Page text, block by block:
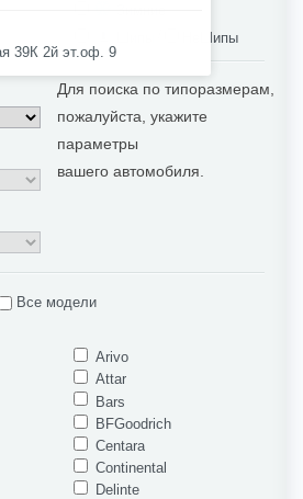
39К 2й эт.оф. 9
НеШипы
Для поиска по типоразмерам,
пожалуйста, укажите
параметры
вашего автомобиля.
Все модели
Arivo
Attar
Bars
BFGoodrich
Centara
Continental
Delinte